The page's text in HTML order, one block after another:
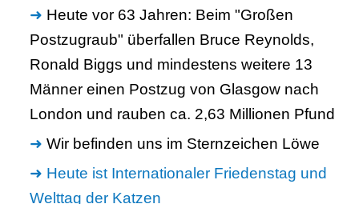
Heute vor 63 Jahren: Beim "Großen
Postzugraub" überfallen Bruce Reynolds,
Ronald Biggs und mindestens weitere 13
Männer einen Postzug von Glasgow nach
London und rauben ca. 2,63 Millionen Pfund
Wir befinden uns im Sternzeichen Löwe
Heute ist Internationaler Friedenstag und
Welttag der Katzen